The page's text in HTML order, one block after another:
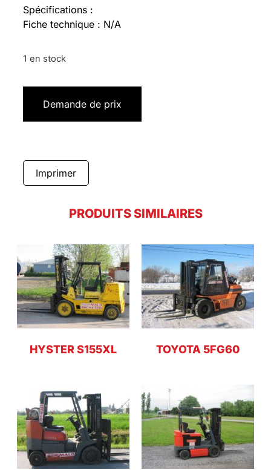
Spécifications :
Fiche technique : N/A
1 en stock
Demande de prix
Imprimer
PRODUITS SIMILAIRES
HYSTER S155XL TOYOTA 5FG60